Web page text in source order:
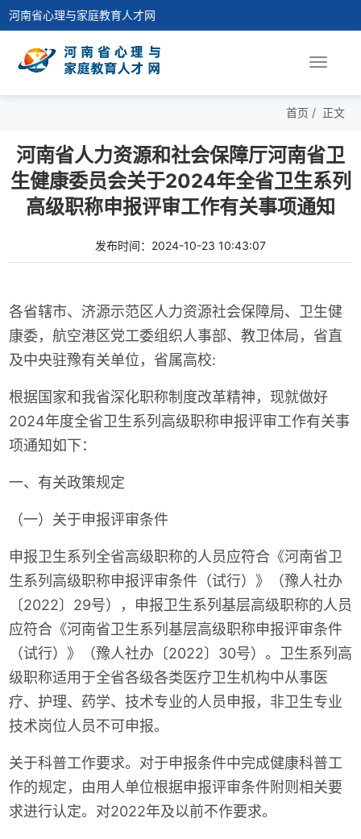
河南省心理与家庭教育人才网
Toggle
首页 / 正文
河南省人力资源和社会保障厅河南省卫
生健康委员会关于2024年全省卫生系列
高级职称申报评审工作有关事项通知
发布时间：2024-10-23 10:43:07
各省辖市、济源示范区人力资源社会保障局、卫生健
康委，航空港区党工委组织人事部、教卫体局，省直
及中央驻豫有关单位，省属高校:
根据国家和我省深化职称制度改革精神，现就做好
2024年度全省卫生系列高级职称申报评审工作有关事
项通知如下：
一、有关政策规定
（一）关于申报评审条件
申报卫生系列全省高级职称的人员应符合《河南省卫
生系列高级职称申报评审条件（试行）》（豫人社办
〔2022〕29号），申报卫生系列基层高级职称的人员
应符合《河南省卫生系列基层高级职称申报评审条件
（试行）》（豫人社办〔2022〕30号）。卫生系列高
级职称适用于全省各级各类医疗卫生机构中从事医
疗、护理、药学、技术专业的人员申报，非卫生专业
技术岗位人员不可申报。
关于科普工作要求。对于申报条件中完成健康科普工
作的规定，由用人单位根据申报评审条件附则相关要
求进行认定。对2022年及以前不作要求。